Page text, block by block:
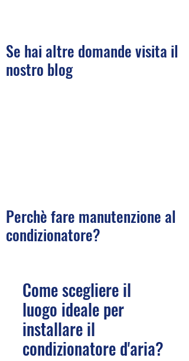
Se hai altre domande visita il
nostro blog
Perchè fare manutenzione al
condizionatore?​​​​​
Come scegliere il
luogo ideale per
installare il
condizionatore d'aria?